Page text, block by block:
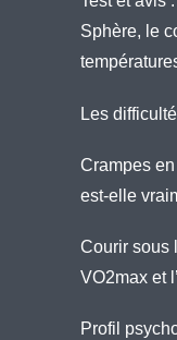
Sphère, le
Les
Crampes
est-elle
Courir sous
VO2max et
Profil